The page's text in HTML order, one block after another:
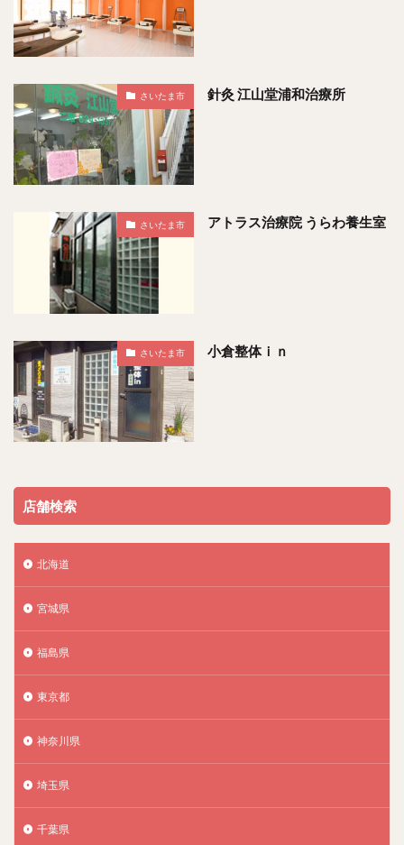
さいたま市 針灸 江山堂浦和治療所
さいたま市 アトラス治療院 うらわ養生室
さいたま市 小倉整体ｉｎ
店舗検索
北海道
宮城県
福島県
東京都
神奈川県
埼玉県
千葉県